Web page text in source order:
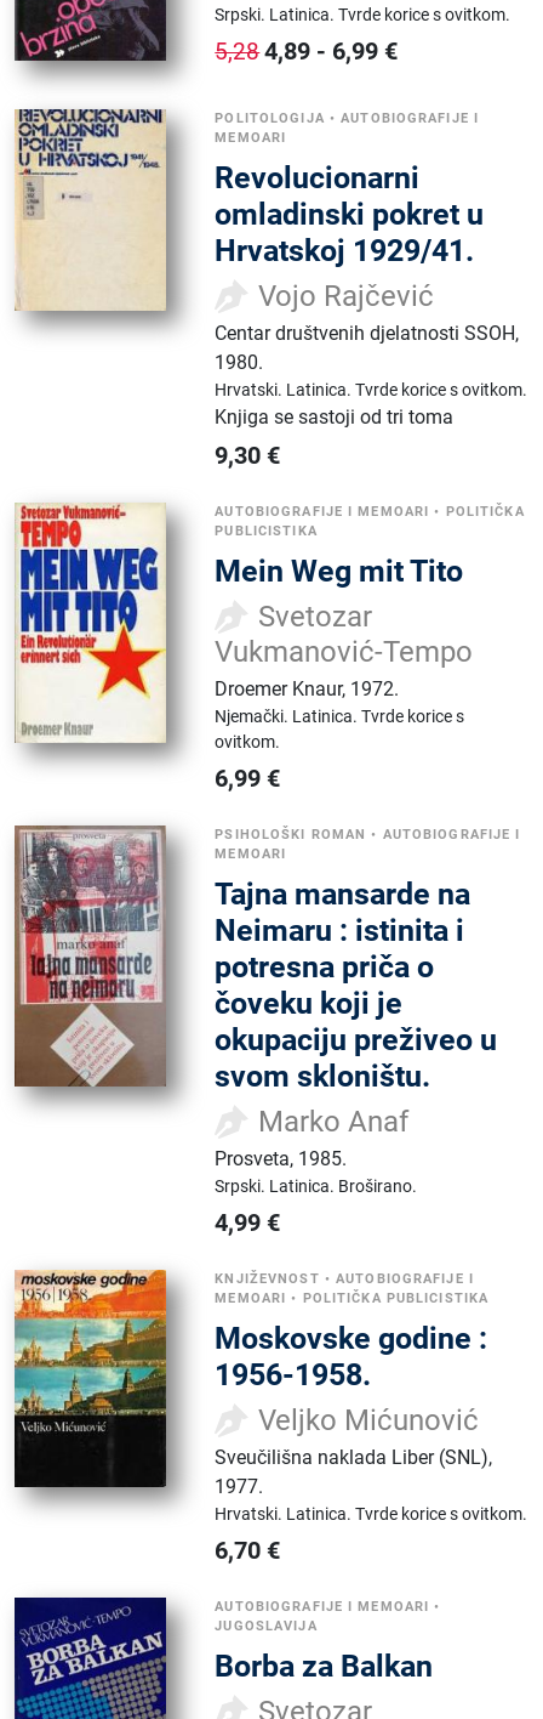
Srpski. Latinica.Tvrde korice s ovitkom.
5,284,89 - 6,99 €
POLITOLOGIJA •AUTOBIOGRAFIJE I
MEMOARI
Revolucionarni
omladinski pokret u
Hrvatskoj 1929/41.
Vojo Rajčević
Centar društvenih djelatnosti SSOH,
1980.
Hrvatski. Latinica.Tvrde korice s ovitkom.
Knjiga se sastoji od tri toma
9,30 €
AUTOBIOGRAFIJE I MEMOARI •
POLITIČKA
PUBLICISTIKA
Mein Weg mit Tito
Svetozar
Vukmanović-Tempo
Droemer Knaur, 1972.
Njemački. Latinica.Tvrde korice s
ovitkom.
6,99 €
PSIHOLOŠKI ROMAN • AUTOBIOGRAFIJE I
MEMOARI
Tajna mansarde na
Neimaru : istinita i
potresna priča o
čoveku koji je
okupaciju preživeo u
svom skloništu.
Marko Anaf
Prosveta, 1985.
Srpski. Latinica. Broširano.
4,99 €
KNJIŽEVNOST •AUTOBIOGRAFIJE I
MEMOARI
• POLITIČKA PUBLICISTIKA
Moskovske godine :
1956-1958.
Veljko Mićunović
Sveučilišna naklada Liber (SNL),
1977.
Hrvatski. Latinica.Tvrde korice s ovitkom.
6,70 €
AUTOBIOGRAFIJE I MEMOARI
•
JUGOSLAVIJA
Borba za Balkan
Svetozar